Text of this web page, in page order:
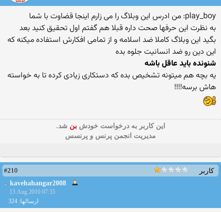
play_boy: من ادرس این وبلاگ را می زارم اینجا قضاوت با شما
به نظرت این حرفها صحت داره قبلا هم گفتم اول تحقیق كنید بعد
بگید این وبلاگ كاملا ضد اسلامه و از تمامی افكارش استفاده میكنه كه
این دین رو ضد انسانیت جلوه بده
شنونده باید عاقل باشه
یه بچه هم میتونه تشخیص بده كه دستكاری زیادی كرده تا به خواسته
هاش برسه!!!!
این كاربر به درخواست خودشبن شد.
مدیریت انجمن پرنس و پرنسس
کاربر
#210
kavehahangar2008
13 Aug 2010 07:35
ارسالها: 324